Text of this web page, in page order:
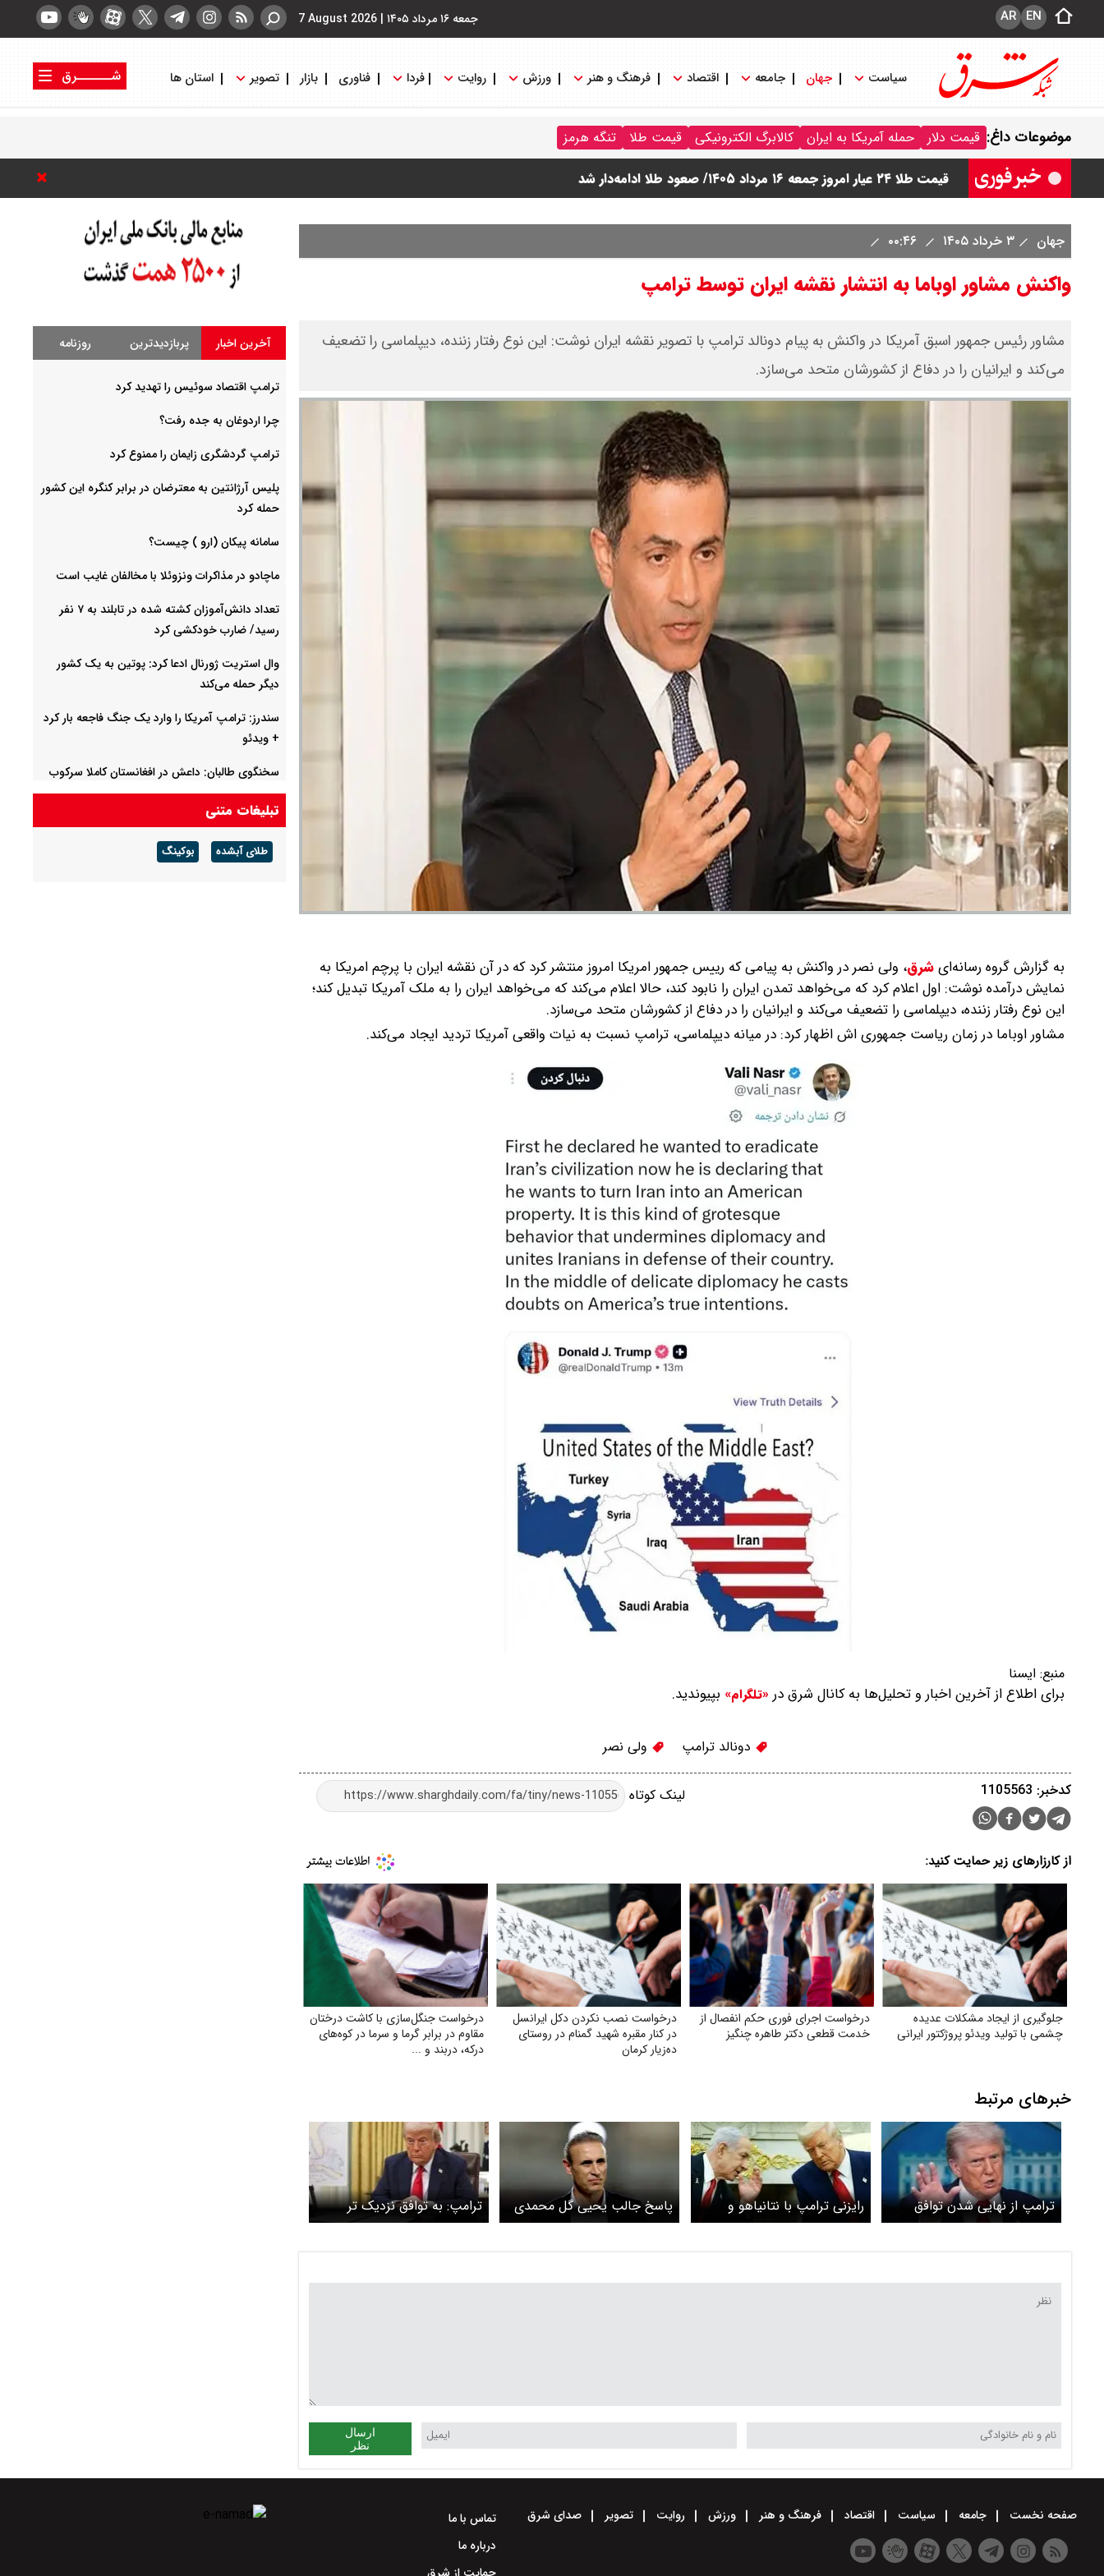
جمعه ۱۶ مرداد ۱۴۰۵ |
7 August 2026 EN
AR
سیاست جهان جامعه اقتصاد فرهنگ و هنر ورزش روایت فردا فناوری بازار تصویر استان ها
شــــــرق
موضوعات داغ: قیمت دلار حمله آمریکا به ایران کالابرگ الکترونیکی قیمت طلا تنگه هرمز
قیمت دینار عراق امروز جمعه ۱۶ مرداد ۱۴۰۵ اعلام شد + جدول
قیمت سکه امامی امروز جمعه ۱۶ مرداد ۱۴۰۵ اعلام شد/ کاهش قیمت سکه
قیمت طلا ۲۴ عیار امروز جمعه ۱۶ مرداد ۱۴۰۵/ صعود طلا ادامه‌دار شد
قیمت نفت امروز جمعه ۱۶ مرداد ۱۴۰۵ / نفت صعودی شد + جدول
جهان ۳ خرداد ۱۴۰۵
واکنش مشاور اوباما به انتشار نقشه ایران توسط ترامپ
مشاور رئیس جمهور اسبق آمریکا در واکنش به پیام دونالد ترامپ با تصویر نقشه ایران نوشت: این نوع رفتار زننده، دیپلماسی را تضعیف
می‌کند و ایرانیان را در دفاع از کشورشان متحد می‌سازد.
به گزارش گروه رسانه‌ایشرق، ولی نصر در واکنش به پیامی که رییس جمهور امریکا امروز منتشر کرد که در آن نقشه ایران با پرچم امریکا به
نمایش درآمده نوشت: اول اعلام کرد که می‌خواهد تمدن ایران را نابود کند، حالا اعلام می‌کند که می‌خواهد ایران را به ملک آمریکا تبدیل کند؛
این نوع رفتار زننده، دیپلماسی را تضعیف می‌کند و ایرانیان را در دفاع از کشورشان متحد می‌سازد.
مشاور اوباما در زمان ریاست جمهوری اش اظهار کرد: در میانه دیپلماسی، ترامپ نسبت به نیات واقعی آمریکا تردید ایجاد می‌کند.
منبع: ايسنا
برای اطلاع از آخرین اخبار و تحلیل‌ها به کانال شرق در «تلگرام» بپیوندید.
دونالد ترامپ ولی نصر
لینک کوتاه کدخبر: 1105563
از کارزارهای زیر حمایت کنید:
جلوگیری از ایجاد مشکلات عدیده
چشمی با تولید ویدئو پروژکتور ایرانی
درخواست اجرای فوری حکم انفصال از
خدمت قطعی دکتر طاهره چنگیز
درخواست نصب نکردن دکل ایرانسل
در کنار مقبره شهید گمنام در روستای
ده‌زیار کرمان
درخواست جنگل‌سازی با کاشت درختان
مقاوم در برابر گرما و سرما در کوه‌های
درکه، دربند و ...
خبرهای مرتبط
ترامپ از نهایی شدن توافق
ایران و آمریکا خبر داد
رایزنی ترامپ با نتانیاهو و
سران کشورهای همسایه درباره
پاسخ جالب یحیی گل محمدی
به دونالد ترامپ+ عکس
ترامپ: به توافق نزدیک تر
شدیم
ارسال
نظر
آخرین اخبار پربازدیدترین روزنامه
ترامپ اقتصاد سوئیس را تهدید کرد
چرا اردوغان به جده رفت؟
ترامپ گردشگری زایمان را ممنوع کرد
پلیس آرژانتین به معترضان در برابر کنگره این کشور
حمله کرد
سامانه پیکان (ارو ) چیست؟
ماچادو در مذاکرات ونزوئلا با مخالفان غایب است
تعداد دانش‌آموزان کشته شده در تابلند به ۷ نفر
رسید/ ضارب خودکشی کرد
وال استریت ژورنال ادعا کرد: پوتین به یک کشور
دیگر حمله می‌کند
سندرز: ترامپ آمریکا را وارد یک جنگ فاجعه بار کرد
+ ویدئو
سخنگوی طالبان: داعش در افغانستان کاملا سرکوب
شده است
تبلیغات متنی
طلای آبشده بوکینگ
صفحه نخست جامعه سیاست اقتصاد فرهنگ و هنر ورزش روایت تصویر صدای شرق
تماس با ما
درباره ما